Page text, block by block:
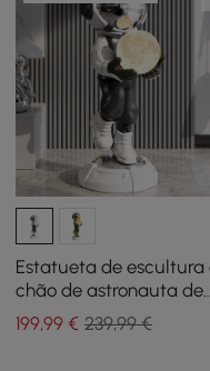
Estatueta de escultura
chão de astronauta de
28,8", ornamento,
decoração artística com
199,99 € 239,99 €